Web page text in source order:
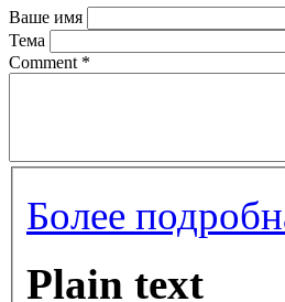
Ваше имя
Тема
Comment *
Более
Plain text